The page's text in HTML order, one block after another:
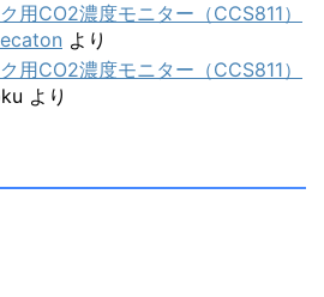
用CO2濃度モニター（CCS811）
より
用CO2濃度モニター（CCS811）
より